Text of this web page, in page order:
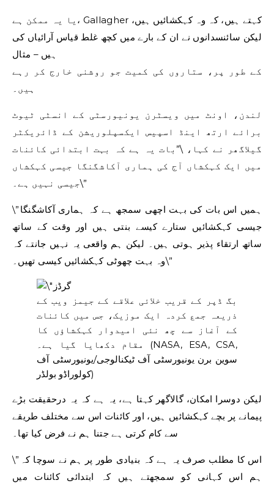
یا یہ ممکن ہے، Gallagher کہتے ہیں، کہ وہ کہکشائیں ہیں،
لیکن سائنسدانوں نے ان کے بارے میں کچھ غلط قیاس آرائیاں کی
ہیں – مثال
کے طور پر، ستاروں کی کمیت جو روشنی خارج کر رہے
ہیں۔
لندن، اونٹ میں ویسٹرن یونیورسٹی کے انسٹی ٹیوٹ
برائے ارتھ اینڈ اسپیس ایکسپلوریشن کے ڈائریکٹر
گیلاگھر نے کہا، \”بات یہ ہے کہ بہت ابتدائی کائنات
میں ایک کہکشاں آج کی ہماری آکاشگنگا جیسی کہکشاں
جیسی نہیں ہے۔\”
\”ہمیں اس بات کی بہت اچھی سمجھ ہے کہ ہماری آکاشگنگا
جیسی کہکشائیں ستارے کیسے بنتی ہیں اور وقت کے ساتھ
ساتھ ارتقاء پذیر ہوتی ہیں۔ لیکن ہم واقعی یہ نہیں جانتے کہ
وہ بہت چھوٹی کہکشائیں کیسی تھیں۔\”
بگ ڈپر کے قریب خلائی علاقے کے جیمز ویب کے
ذریعہ جمع کردہ ایک موزیک، جس میں کائنات
کے آغاز سے چھ نئی امیدوار کہکشاؤں کا
(NASA, ESA, CSA,
سوین برن یونیورسٹی آف ٹیکنالوجی/یونیورسٹی آف
کولوراڈو بولڈر)
لیکن دوسرا امکان، گالاگھر کہتا ہے، یہ ہے کہ یہ درحقیقت بڑے
پیمانے پر بچے کہکشائیں ہیں، اور کائنات اس سے مختلف طریقے
سے کام کرتی ہے جتنا ہم نے فرض کیا تھا۔
\”اس کا مطلب صرف یہ ہے کہ بنیادی طور پر ہم نے سوچا کہ
ہم اس کہانی کو سمجھتے ہیں کہ ابتدائی کائنات میں